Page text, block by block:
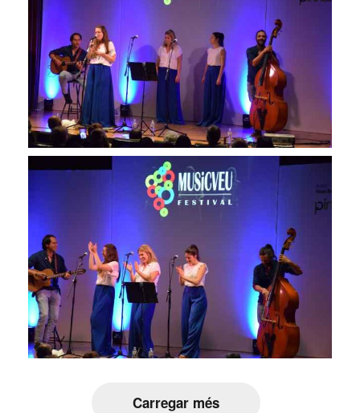
Carregar més